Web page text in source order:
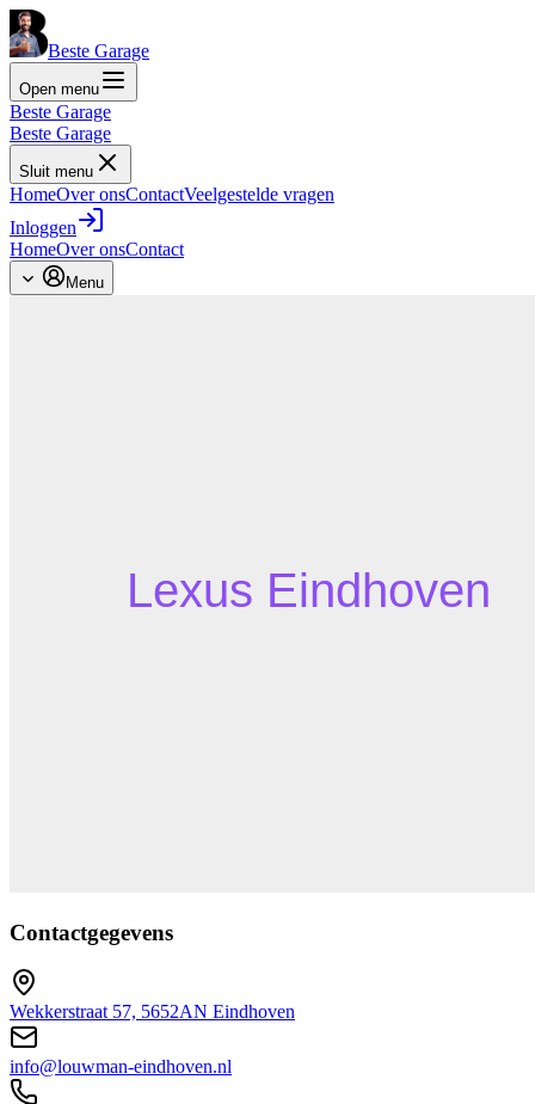
Beste Garage
Open menu
Beste Garage
Beste Garage
Sluit menu
HomeOver onsContactVeelgestelde vragen
Inloggen
HomeOver onsContact
Menu
Contactgegevens
Wekkerstraat 57, 5652AN Eindhoven
info@louwman-eindhoven.nl